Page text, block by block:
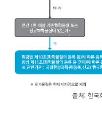
출처: 한국